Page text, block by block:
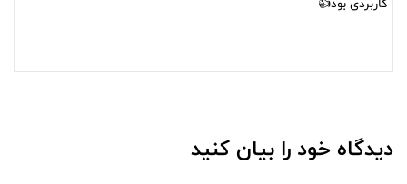
دیدگاه خود را بیان کنید